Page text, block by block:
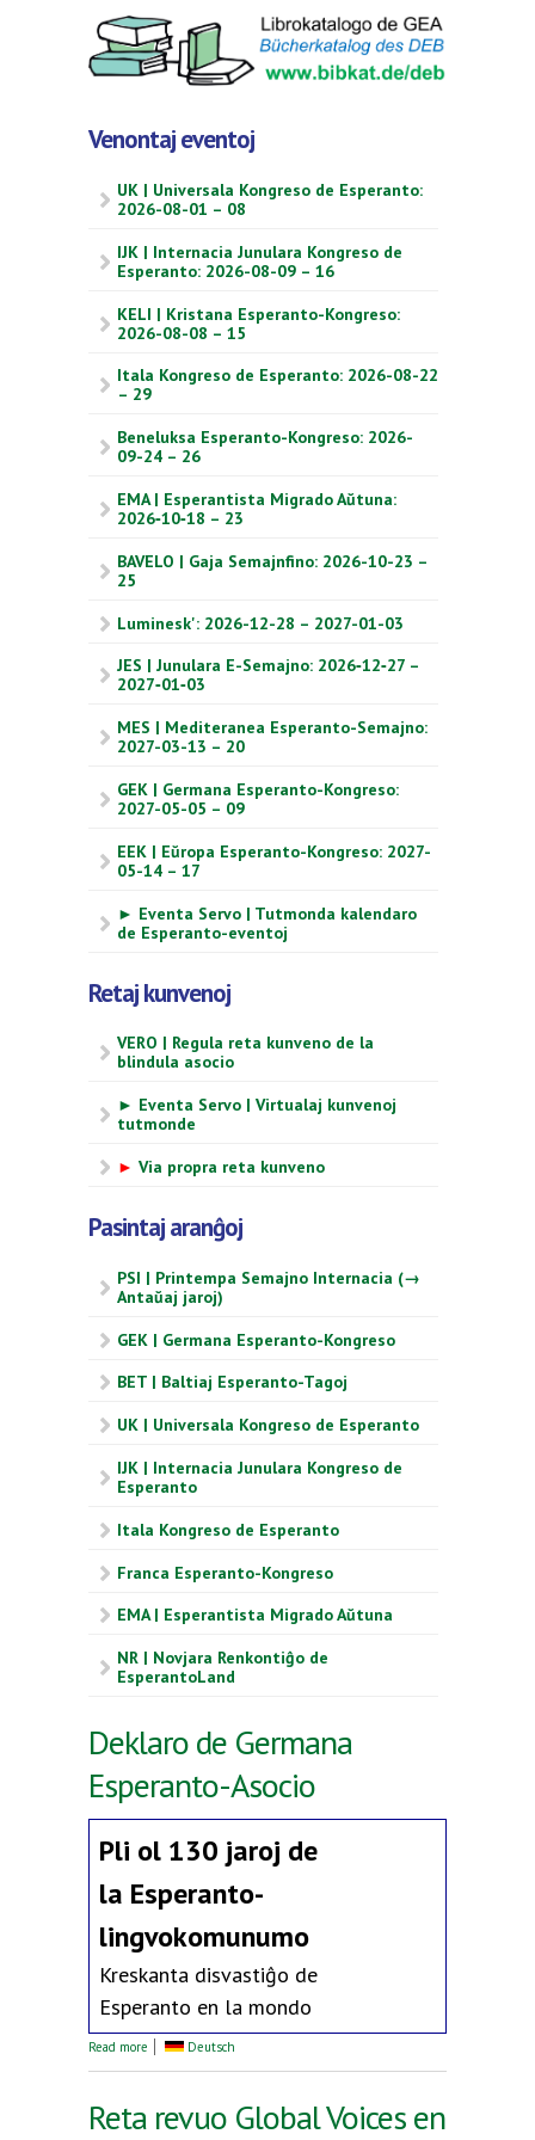
Venontaj eventoj
UK | Universala Kongreso de Esperanto:
2026-08-01 – 08
IJK | Internacia Junulara Kongreso de
Esperanto: 2026-08-09 – 16
KELI | Kristana Esperanto-Kongreso:
2026-08-08 – 15
Itala Kongreso de Esperanto: 2026-08-22
– 29
Beneluksa Esperanto-Kongreso: 2026-
09-24 – 26
EMA | Esperantista Migrado Aŭtuna:
2026‑10‑18 – 23
BAVELO | Gaja Semajnfino: 2026-10-23 –
25
Luminesk': 2026-12-28 – 2027-01-03
JES | Junulara E-Semajno: 2026‑12‑27 –
2027‑01‑03
MES | Mediteranea Esperanto-Semajno:
2027-03-13 – 20
GEK | Germana Esperanto-Kongreso:
2027-05-05 – 09
EEK | Eŭropa Esperanto-Kongreso: 2027-
05-14 – 17
► Eventa Servo | Tutmonda kalendaro
de Esperanto-eventoj
Retaj kunvenoj
VERO | Regula reta kunveno de la
blindula asocio
► Eventa Servo | Virtualaj kunvenoj
tutmonde
► Via propra reta kunveno
Pasintaj aranĝoj
PSI | Printempa Semajno Internacia (→
Antaŭaj jaroj)
GEK | Germana Esperanto-Kongreso
BET | Baltiaj Esperanto-Tagoj
UK | Universala Kongreso de Esperanto
IJK | Internacia Junulara Kongreso de
Esperanto
Itala Kongreso de Esperanto
Franca Esperanto-Kongreso
EMA | Esperantista Migrado Aŭtuna
NR | Novjara Renkontiĝo de
EsperantoLand
Deklaro de Germana
Esperanto-Asocio
Pli ol 130 jaroj de
la Esperanto-
lingvokomunumo
Kreskanta disvastiĝo de
Esperanto en la mondo
Read more about Deklaro de Germana Esperanto-Asocio
Deutsch
Reta revuo Global Voices en